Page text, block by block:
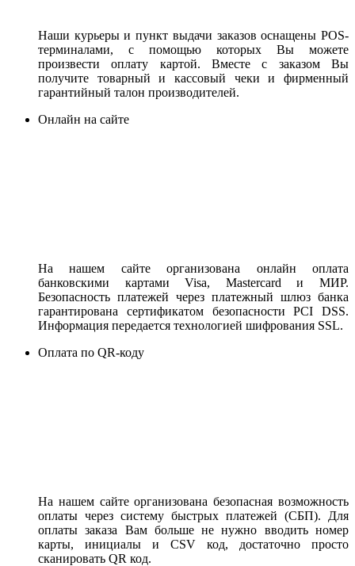
Наши курьеры и пункт выдачи заказов оснащены POS-
терминалами, с помощью которых Вы можете
произвести оплату картой. Вместе с заказом Вы
получите товарный и кассовый чеки и фирменный
гарантийный талон производителей.
Онлайн на сайте
На нашем сайте организована онлайн оплата
банковскими картами Visa, Mastercard и МИР.
Безопасность платежей через платежный шлюз банка
гарантирована сертификатом безопасности PCI DSS.
Информация передается технологией шифрования SSL.
Оплата по QR-коду
На нашем сайте организована безопасная возможность
оплаты через систему быстрых платежей (СБП). Для
оплаты заказа Вам больше не нужно вводить номер
карты, инициалы и CSV код, достаточно просто
сканировать QR код.